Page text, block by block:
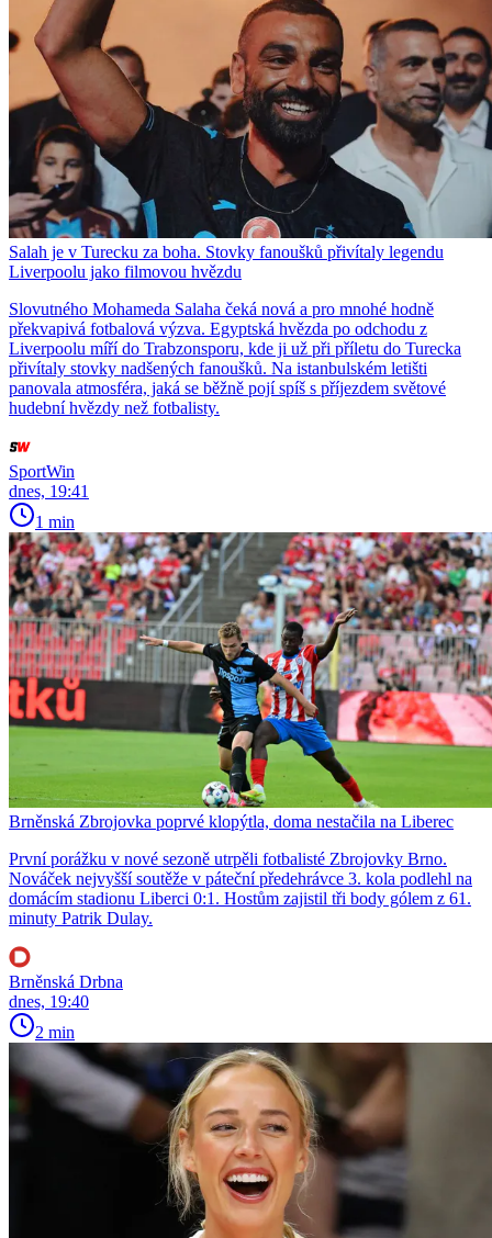
Salah je v Turecku za boha. Stovky fanoušků přivítaly legendu
Liverpoolu jako filmovou hvězdu
Slovutného Mohameda Salaha čeká nová a pro mnohé hodně
překvapivá fotbalová výzva. Egyptská hvězda po odchodu z
Liverpoolu míří do Trabzonsporu, kde ji už při příletu do Turecka
přivítaly stovky nadšených fanoušků. Na istanbulském letišti
panovala atmosféra, jaká se běžně pojí spíš s příjezdem světové
hudební hvězdy než fotbalisty.
SportWin
dnes, 19:41
1 min
Brněnská Zbrojovka poprvé klopýtla, doma nestačila na Liberec
První porážku v nové sezoně utrpěli fotbalisté Zbrojovky Brno.
Nováček nejvyšší soutěže v páteční předehrávce 3. kola podlehl na
domácím stadionu Liberci 0:1. Hostům zajistil tři body gólem z 61.
minuty Patrik Dulay.
Brněnská Drbna
dnes, 19:40
2 min